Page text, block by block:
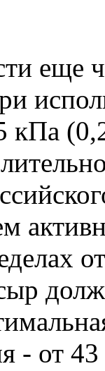
еще
кПа
- от